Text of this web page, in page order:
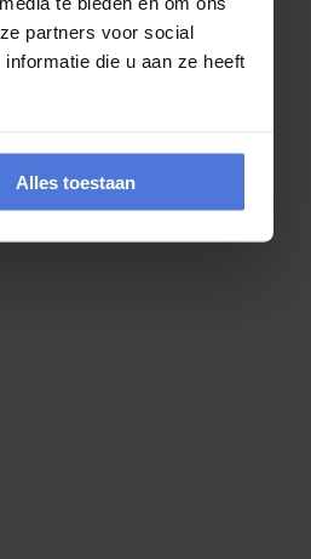
partners voor social
die u aan ze heeft
Alles toestaan